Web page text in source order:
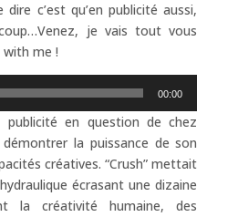
dire c’est qu’en publicité aussi,
je vais tout vous
with me !
00:00
publicité en question de chez
la puissance de son
créatives. “Crush” mettait
écrasant une dizaine
la créativité humaine, des